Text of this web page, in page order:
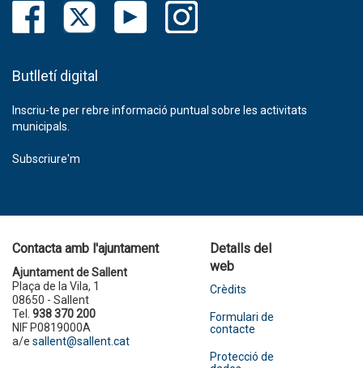
Butlletí digital
Inscriu-te per rebre informació puntual sobre les activitats
municipals.
Subscriure'm
Contacta amb l'ajuntament
Ajuntament de Sallent
Plaça de la Vila, 1
08650 - Sallent
Tel. 938 370 200
NIF P0819000A
a/e sallent@sallent.cat
Detalls del
web
Crèdits
Formulari de
contacte
Protecció de